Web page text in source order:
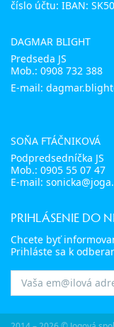
číslo účtu: IBAN:
DAGMAR BLIGHT
Predseda JS
Mob.: 0908 732 388
E-mail:
SOŇA FTÁČNIKOVÁ
Podpredsedníčka JS
Mob.: 0905 55 07 47
E-mail:
PRIHLÁSENIE DO
Chcete byť
Prihláste sa k